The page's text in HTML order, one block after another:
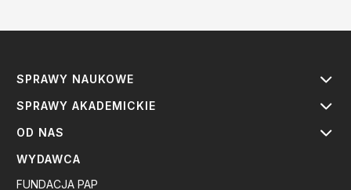
SPRAWY NAUKOWE
SPRAWY AKADEMICKIE
OD NAS
WYDAWCA
FUNDACJA PAP